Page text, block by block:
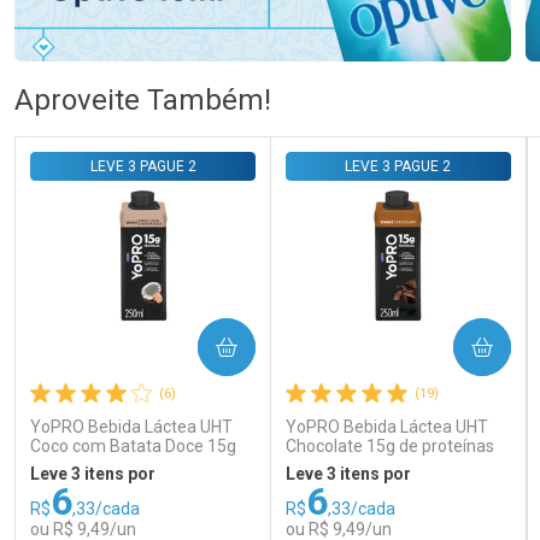
Comprar sem Desconto
Por R$ 58,79/cada
Comprar sem Desconto
Por R$ 58,79/cada
Comprar sem Desconto
Por R$ 56,24/cada
Comprar sem Desconto
Por R$ 56,24/cada
Aproveite Também!
(6)
YoPRO Bebida Láctea UHT
Coco com Batata Doce 15g
de proteínas 250ml
LEVE 3 PAGUE 2
Leve 3 itens por
R$6,33/cada
ou R$ 9,49/un
COMPRAR
(19)
YoPRO Bebida Láctea UHT
Chocolate 15g de proteínas
250ml
LEVE 3 PAGUE 2
Leve 3 itens por
R$6,33/cada
ou R$ 9,49/un
COMPRAR